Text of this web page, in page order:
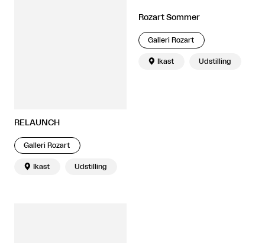
RELAUNCH
Galleri Rozart
 Ikast Udstilling
Rozart Sommer
Galleri Rozart
 Ikast Udstilling